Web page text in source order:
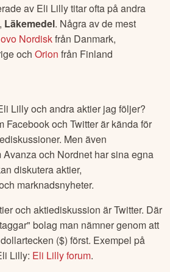
av Eli Lillytitar ofta på andra
Läkemedel. Några av de mest
Nordiskfrån Danmark,
ochOrion från Finland
Lillyoch andra aktier jag följer?
Facebook och Twitter är kända för
Men även
och Nordnet har sina egna
diskutera aktier,
marknadsnyheter.
och aktiediskussion är Twitter. Där
bolag man nämner genom att
($) först. Exempel på
Lilly: Eli Lillyforum.